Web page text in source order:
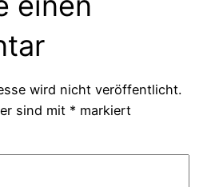
wird nicht veröffentlicht.
sind mit * markiert